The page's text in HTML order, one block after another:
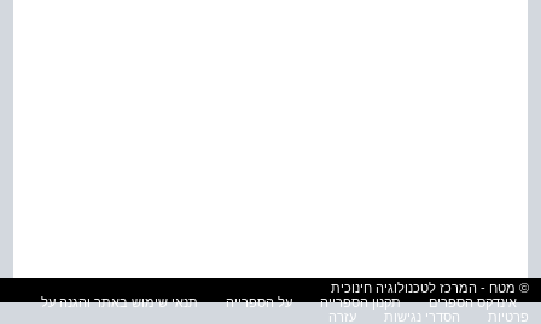
© מטח - המרכז לטכנולוגיה חינוכית
אינדקס הספרים
תקנון הספרייה על הספרייה
תנאי שימוש באתר והגנה על
פרטיות
הסדרי נגישות עזרה